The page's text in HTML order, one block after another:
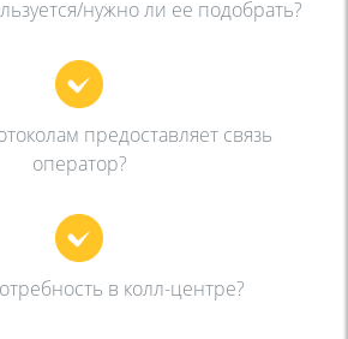
нужно ли ее подобрать?
предоставляет связь
оператор?
в колл-центре?